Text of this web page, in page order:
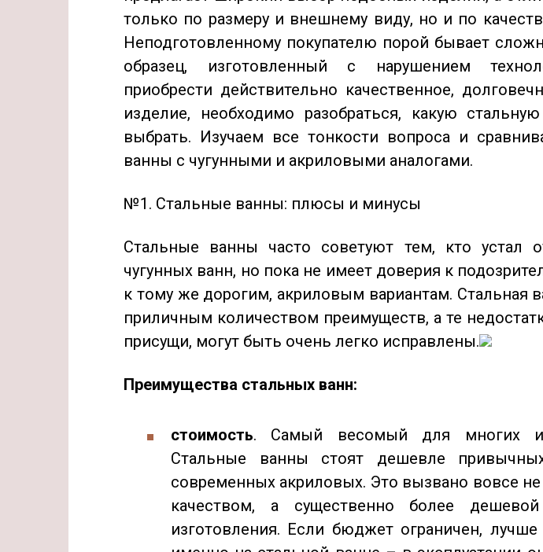
только по размеру и внешнему виду, но и по
Неподготовленному покупателю порой бывает
образец, изготовленный с нарушением
приобрести действительно качественное,
изделие, необходимо разобраться, какую
выбрать. Изучаем все тонкости вопроса и
ванны с чугунными и акриловыми аналогами.
№1. Стальные ванны: плюсы и минусы
Стальные ванны часто советуют тем, кто устал
чугунных ванн, но пока не имеет доверия к
к тому же дорогим, акриловым вариантам. Стальная
приличным количеством преимуществ, а те
присущи, могут быть очень легко исправлены.
Преимущества стальных ванн:
стоимость. Самый весомый для многих
Стальные ванны стоят дешевле
современных акриловых. Это вызвано вовсе
качеством, а существенно более дешевой
изготовления. Если бюджет ограничен, лучше